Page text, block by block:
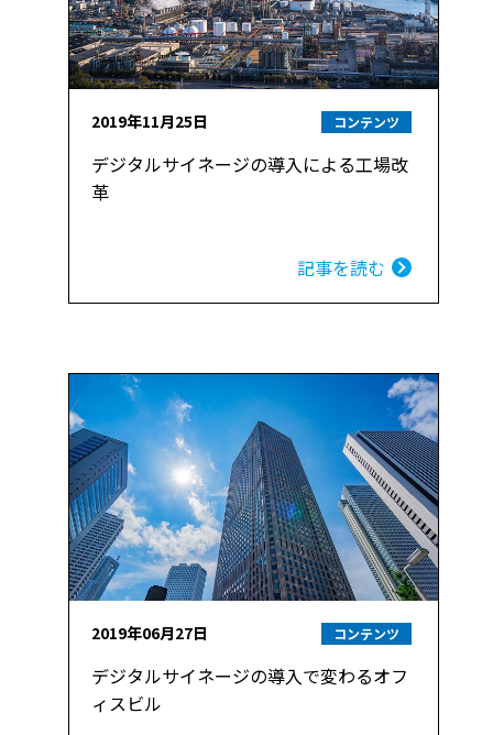
2019年11月25日 コンテンツ
デジタルサイネージの導入による工場改
革
記事を読む
2019年06月27日 コンテンツ
デジタルサイネージの導入で変わるオフ
ィスビル